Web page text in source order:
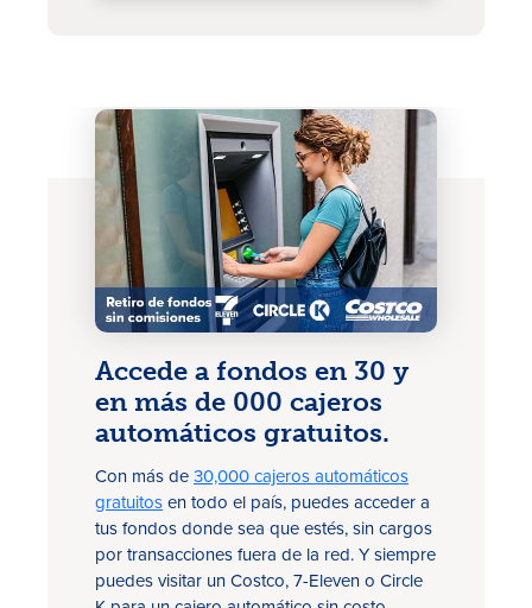
Accede a fondos en 30 y
en más de 000 cajeros
automáticos gratuitos.
Con más de30,000 cajeros automáticos
gratuitosen todo el país, puedes acceder a
tus fondos donde sea que estés, sin cargos
por transacciones fuera de la red. Y siempre
puedes visitar un Costco, 7-Eleven o Circle